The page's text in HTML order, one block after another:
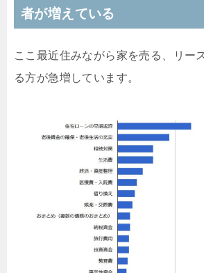
者が増えている
ここ最近住みながら家を売る、リー
る方が急増しています。